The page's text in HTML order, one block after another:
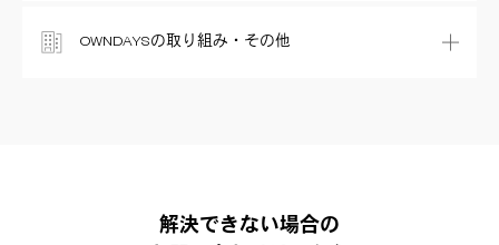
OWNDAYSの取り組み・その他
解決できない場合の